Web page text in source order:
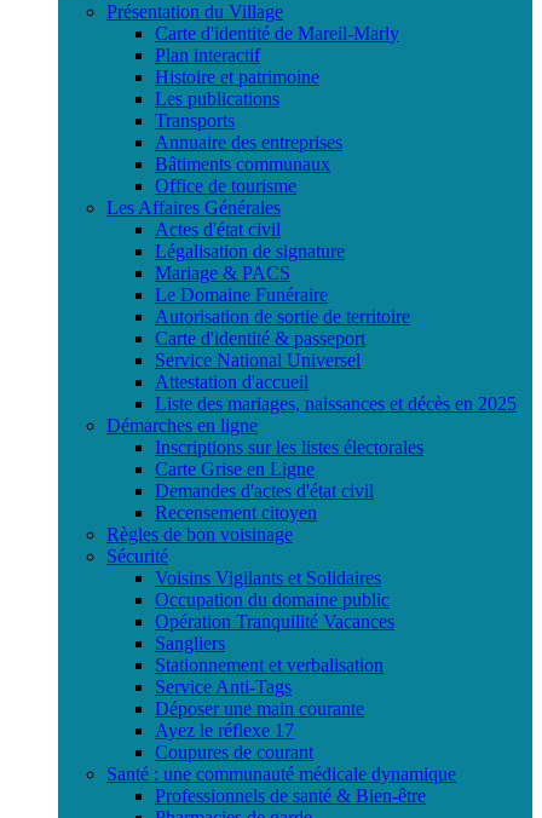
Présentation du Village
Carte d'identité de Mareil-Marly
Plan interactif
Histoire et patrimoine
Les publications
Transports
Annuaire des entreprises
Bâtiments communaux
Office de tourisme
Les Affaires Générales
Actes d'état civil
Légalisation de signature
Mariage & PACS
Le Domaine Funéraire
Autorisation de sortie de territoire
Carte d'identité & passeport
Service National Universel
Attestation d'accueil
Liste des mariages, naissances et décès en 2025
Démarches en ligne
Inscriptions sur les listes électorales
Carte Grise en Ligne
Demandes d'actes d'état civil
Recensement citoyen
Règles de bon voisinage
Sécurité
Voisins Vigilants et Solidaires
Occupation du domaine public
Opération Tranquilité Vacances
Sangliers
Stationnement et verbalisation
Service Anti-Tags
Déposer une main courante
Ayez le réflexe 17
Coupures de courant
Santé : une communauté médicale dynamique
Professionnels de santé & Bien-être